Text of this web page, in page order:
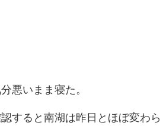
悪いまま寝た。
すると南湖は昨日とほぼ変わら